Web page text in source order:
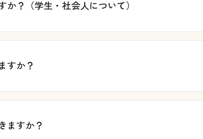
か？（学生・社会人について）
すか？
ますか？